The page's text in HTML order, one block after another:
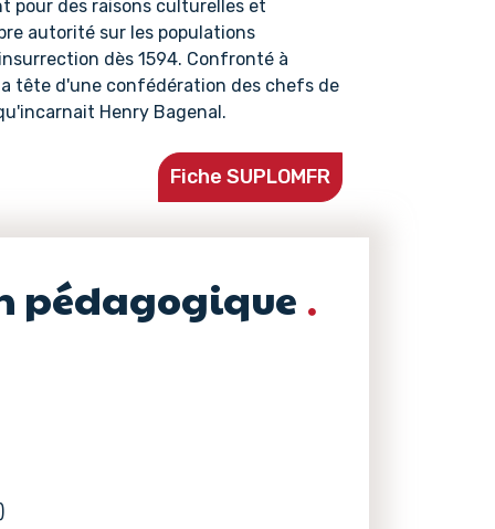
pour des raisons culturelles et
autorité sur les populations
dès 1594. Confronté à
tête d'une confédération des chefs de
Henry Bagenal.
Fiche SUPLOMFR
pédagogique